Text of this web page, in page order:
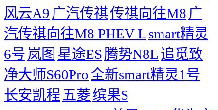
风云A9 广汽传祺传祺向往M8 广
汽传祺向往M8 PHEV L smart精灵
6号 岚图 星途ES腾势N8L 追觅致
净大师S60Pro全新smart精灵1号
长安凯程 五菱缤果S